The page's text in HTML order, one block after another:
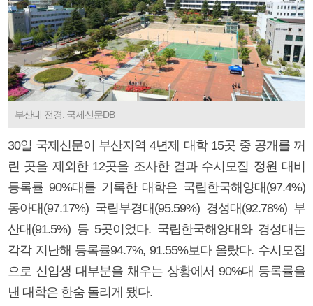
부산대 전경. 국제신문DB
30일 국제신문이 부산지역 4년제 대학 15곳 중 공개를 꺼
린 곳을 제외한 12곳을 조사한 결과 수시모집 정원 대비
등록률 90%대를 기록한 대학은 국립한국해양대(97.4%)
동아대(97.17%) 국립부경대(95.59%) 경성대(92.78%) 부
산대(91.5%) 등 5곳이었다. 국립한국해양대와 경성대는
각각 지난해 등록률94.7%, 91.55%보다 올랐다. 수시모집
으로 신입생 대부분을 채우는 상황에서 90%대 등록률을
낸 대학은 한숨 돌리게 됐다.